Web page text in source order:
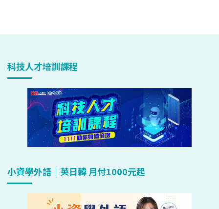
科技人才培訓課程
小資學外語｜英日韓 月付1000元起